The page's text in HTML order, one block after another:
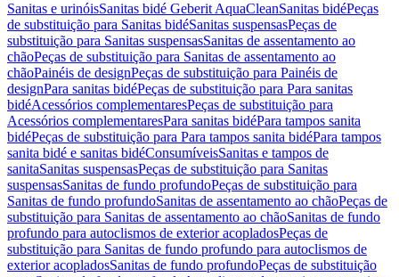
Sanitas e urinóisSanitas bidé Geberit AquaCleanSanitas bidéPeças
de substituição para Sanitas bidéSanitas suspensasPeças de
substituição para Sanitas suspensasSanitas de assentamento ao
chãoPeças de substituição para Sanitas de assentamento ao
chãoPainéis de designPeças de substituição para Painéis de
designPara sanitas bidéPeças de substituição para Para sanitas
bidéAcessórios complementaresPeças de substituição para
Acessórios complementaresPara sanitas bidéPara tampos sanita
bidéPeças de substituição para Para tampos sanita bidéPara tampos
sanita bidé e sanitas bidéConsumíveisSanitas e tampos de
sanitaSanitas suspensasPeças de substituição para Sanitas
suspensasSanitas de fundo profundoPeças de substituição para
Sanitas de fundo profundoSanitas de assentamento ao chãoPeças de
substituição para Sanitas de assentamento ao chãoSanitas de fundo
profundo para autoclismos de exterior acopladosPeças de
substituição para Sanitas de fundo profundo para autoclismos de
exterior acopladosSanitas de fundo profundoPeças de substituição